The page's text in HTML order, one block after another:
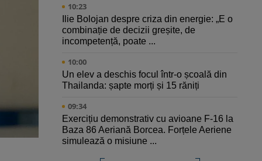
10:23
Ilie Bolojan despre criza din energie: „E o
combinație de decizii greșite, de
incompetență, poate ...
10:00
Un elev a deschis focul într-o școală din
Thailanda: șapte morți și 15 răniți
09:34
Exercițiu demonstrativ cu avioane F-16 la
Baza 86 Aeriană Borcea. Forțele Aeriene
simulează o misiune ...